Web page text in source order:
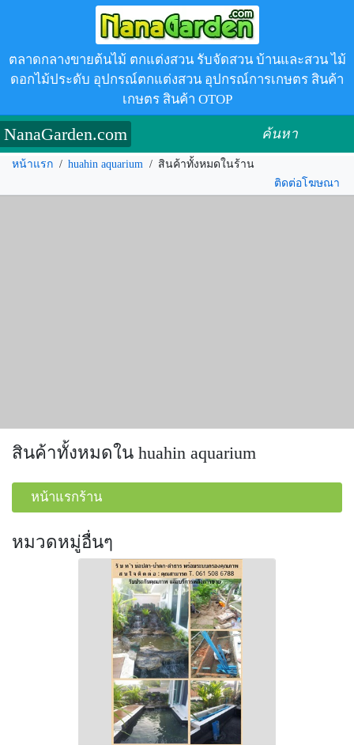
ตลาดกลางขายต้นไม้ ตกแต่งสวน รับจัดสวน บ้านและสวน ไม้
ดอกไม้ประดับ อุปกรณ์ตกแต่งสวน อุปกรณ์การเกษตร สินค้า
เกษตร สินค้า OTOP
NanaGarden.com ค้นหา
หน้าแรก / huahin aquarium / สินค้าทั้งหมดในร้าน
ติดต่อโฆษณา
สินค้าทั้งหมดใน huahin aquarium
หน้าแรกร้าน
หมวดหมู่อื่นๆ